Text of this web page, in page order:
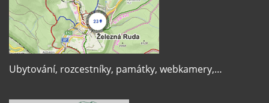
Ubytování, rozcestníky, památky, webkamery,…